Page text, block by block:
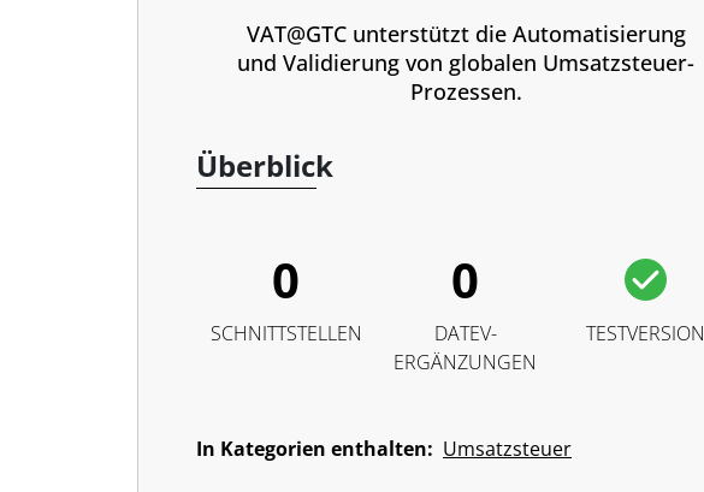
VAT@GTC unterstützt die Automatisierung
und Validierung von globalen Umsatzsteuer-
Prozessen.
Überblick
0
SCHNITTSTELLEN
0
DATEV-
ERGÄNZUNGEN
TESTVERSION
In Kategorien enthalten: Umsatzsteuer